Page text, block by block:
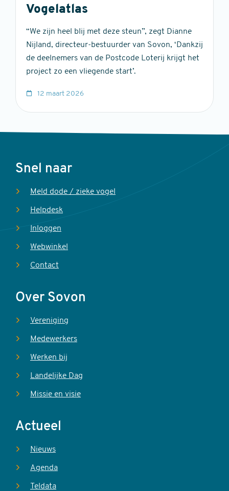
Vogelatlas
“We zijn heel blij met deze steun”, zegt Dianne
Nijland, directeur-bestuurder van Sovon, ‘Dankzij
de deelnemers van de Postcode Loterij krijgt het
project zo een vliegende start’.
12 maart 2026
Voet
Snel naar
Meld dode / zieke vogel
Helpdesk
Inloggen
Webwinkel
Contact
Over Sovon
Vereniging
Medewerkers
Werken bij
Landelijke Dag
Missie en visie
Actueel
Nieuws
Agenda
Teldata